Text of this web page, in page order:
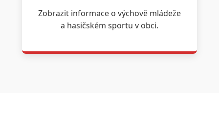
Zobrazit informace o výchově mládeže
a hasičském sportu v obci.